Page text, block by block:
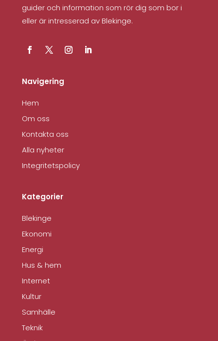
guider och information som rör dig som bor i
eller är intresserad av Blekinge.
Navigering
Hem
Om oss
Kontakta oss
Alla nyheter
Integritetspolicy
Kategorier
Blekinge
Ekonomi
Energi
Hus & hem
Internet
Kultur
Samhälle
Teknik